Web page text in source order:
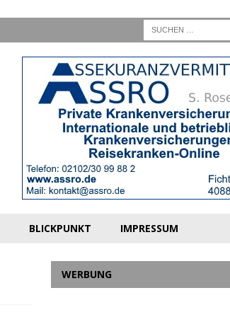
BLICKPUNKT IMPRESSUM
WERBUNG